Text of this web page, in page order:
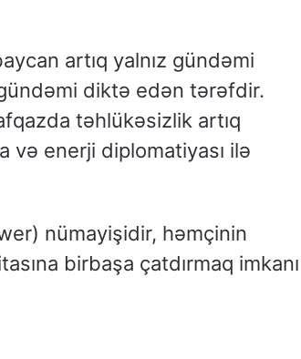
artıq yalnız gündəmi
diktə edən tərəfdir.
təhlükəsizlik artıq
və enerji diplomatiyası ilə
nümayişidir, həmçinin
birbaşa çatdırmaq imkanı